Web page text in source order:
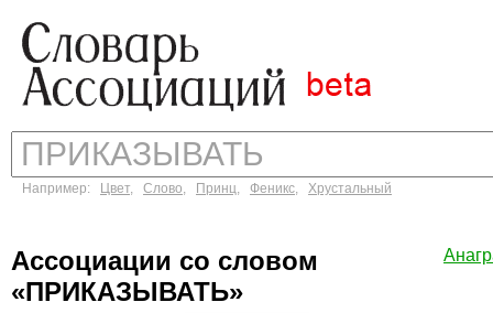
Например: Цвет, Слово, Принц, Феникс, Хрустальный
Ассоциации со словом
«ПРИКАЗЫВАТЬ»